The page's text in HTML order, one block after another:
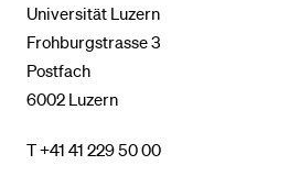
Universität Luzern
Frohburgstrasse 3
Postfach
6002 Luzern
T +41 41 229 50 00